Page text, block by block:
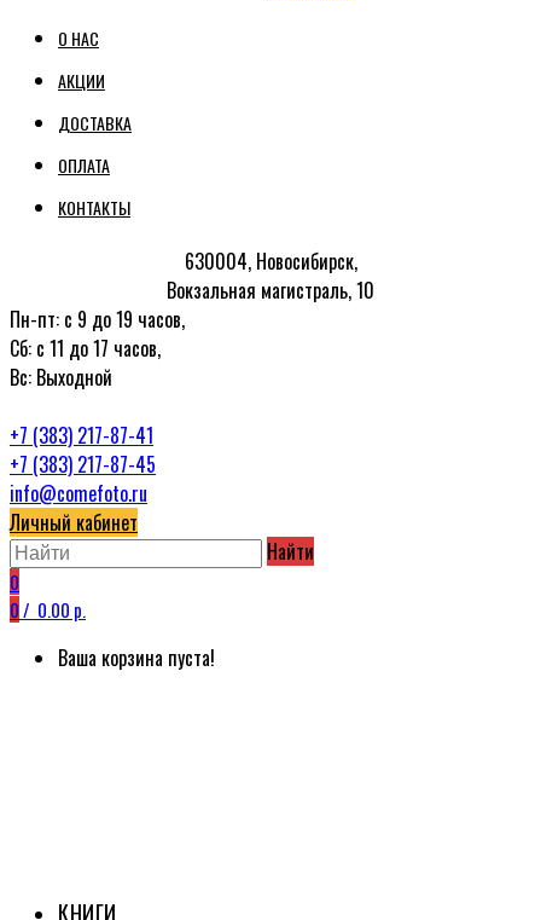
О НАС
АКЦИИ
ДОСТАВКА
ОПЛАТА
КОНТАКТЫ
630004, Новосибирск,
Вокзальная магистраль, 10
Пн-пт: с 9 до 19 часов,
Сб: с 11 до 17 часов,
Вс: Выходной
+7 (383) 217-87-41
+7 (383) 217-87-45
info@comefoto.ru
Личный кабинет
Найти
0
0/ 0.00 р.
Ваша корзина пуста!
КНИГИ